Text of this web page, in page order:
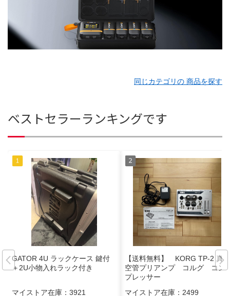
同じカテゴリの 商品を探す
ベストセラーランキングです
GATOR 4U ラックケース 鍵付
＋2U小物入れラック付き
マイストア在庫： 3921
【送料無料】 KORG TP-2 真
空管プリアンプ コルグ コン
プレッサー
マイストア在庫： 2499